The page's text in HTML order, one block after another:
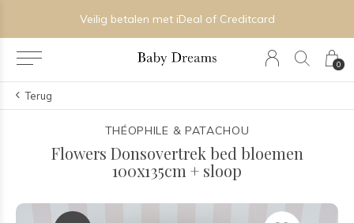
0
Veilig betalen met iDeal of Creditcard
Terug
THÉOPHILE & PATACHOU
Flowers Donsovertrek bed bloemen
100x135cm + sloop